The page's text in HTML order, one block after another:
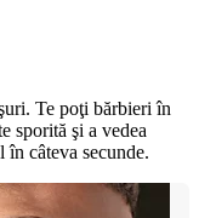
Te poţi bărbieri în
sporită şi a vedea
câteva secunde.